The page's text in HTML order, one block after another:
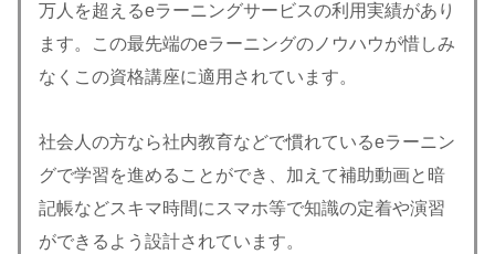
万人を超えるeラーニングサービスの利用実績があり
ます。この最先端のeラーニングのノウハウが惜しみ
なくこの資格講座に適用されています。
社会人の方なら社内教育などで慣れているeラーニン
グで学習を進めることができ、加えて補助動画と暗
記帳などスキマ時間にスマホ等で知識の定着や演習
ができるよう設計されています。